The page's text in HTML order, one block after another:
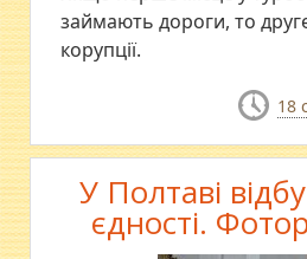
займають дороги, то
корупції.
18
У Полтаві
єдності.